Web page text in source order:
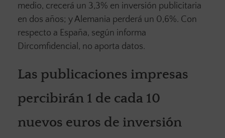
medio, crecerá un 3,3% en inversión publicitaria
en dos años; y Alemania perderá un 0,6%. Con
respecto a España, según informa
Dircomfidencial, no aporta datos.
Las publicaciones impresas
percibirán 1 de cada 10
nuevos euros de inversión